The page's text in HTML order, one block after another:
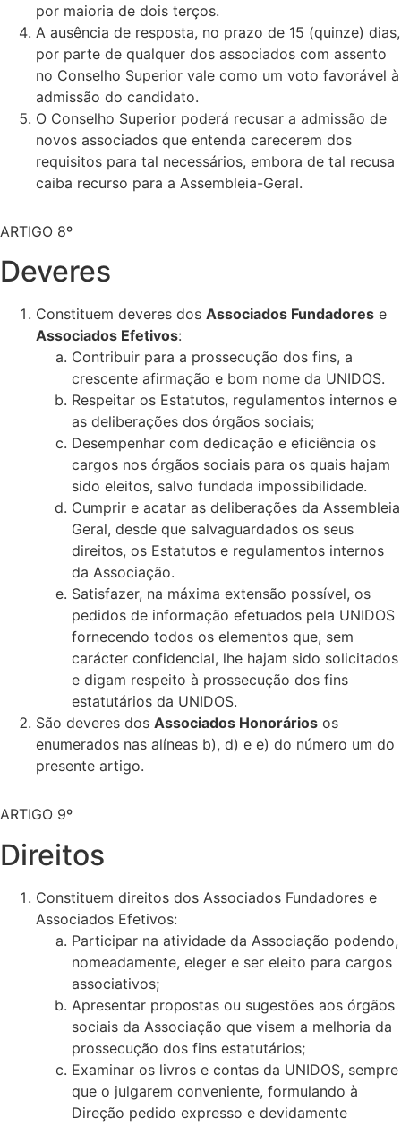
por maioria de dois terços.
A ausência de resposta, no prazo de 15 (quinze) dias,
por parte de qualquer dos associados com assento
no Conselho Superior vale como um voto favorável à
admissão do candidato.
O Conselho Superior poderá recusar a admissão de
novos associados que entenda carecerem dos
requisitos para tal necessários, embora de tal recusa
caiba recurso para a Assembleia-Geral.
ARTIGO 8º
Deveres
Constituem deveres dos Associados Fundadores e
Associados Efetivos:
Contribuir para a prossecução dos fins, a
crescente afirmação e bom nome da UNIDOS.
Respeitar os Estatutos, regulamentos internos e
as deliberações dos órgãos sociais;
Desempenhar com dedicação e eficiência os
cargos nos órgãos sociais para os quais hajam
sido eleitos, salvo fundada impossibilidade.
Cumprir e acatar as deliberações da Assembleia
Geral, desde que salvaguardados os seus
direitos, os Estatutos e regulamentos internos
da Associação.
Satisfazer, na máxima extensão possível, os
pedidos de informação efetuados pela UNIDOS
fornecendo todos os elementos que, sem
carácter confidencial, lhe hajam sido solicitados
e digam respeito à prossecução dos fins
estatutários da UNIDOS.
São deveres dos Associados Honorários os
enumerados nas alíneas b), d) e e) do número um do
presente artigo.
ARTIGO 9º
Direitos
Constituem direitos dos Associados Fundadores e
Associados Efetivos:
Participar na atividade da Associação podendo,
nomeadamente, eleger e ser eleito para cargos
associativos;
Apresentar propostas ou sugestões aos órgãos
sociais da Associação que visem a melhoria da
prossecução dos fins estatutários;
Examinar os livros e contas da UNIDOS, sempre
que o julgarem conveniente, formulando à
Direção pedido expresso e devidamente